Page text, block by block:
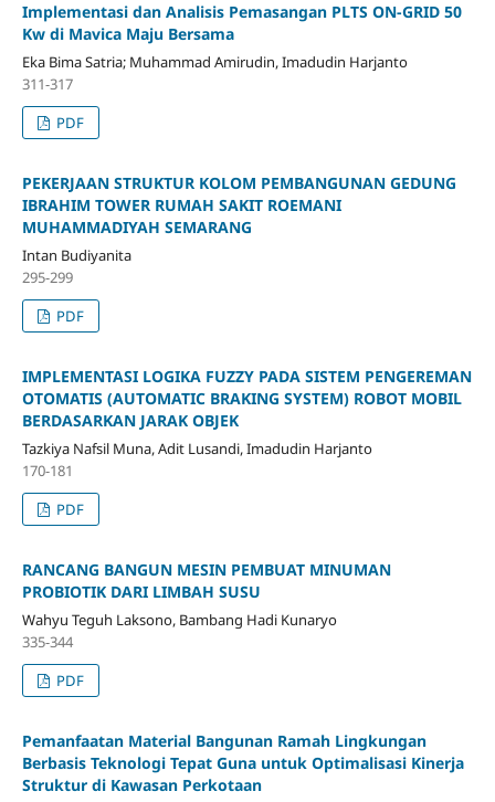
Implementasi dan Analisis Pemasangan PLTS ON-GRID 50
Kw di Mavica Maju Bersama
Eka Bima Satria; Muhammad Amirudin, Imadudin Harjanto
311-317
PDF
PEKERJAAN STRUKTUR KOLOM PEMBANGUNAN GEDUNG
IBRAHIM TOWER RUMAH SAKIT ROEMANI
MUHAMMADIYAH SEMARANG
Intan Budiyanita
295-299
PDF
IMPLEMENTASI LOGIKA FUZZY PADA SISTEM PENGEREMAN
OTOMATIS (AUTOMATIC BRAKING SYSTEM) ROBOT MOBIL
BERDASARKAN JARAK OBJEK
Tazkiya Nafsil Muna, Adit Lusandi, Imadudin Harjanto
170-181
PDF
RANCANG BANGUN MESIN PEMBUAT MINUMAN
PROBIOTIK DARI LIMBAH SUSU
Wahyu Teguh Laksono, Bambang Hadi Kunaryo
335-344
PDF
Pemanfaatan Material Bangunan Ramah Lingkungan
Berbasis Teknologi Tepat Guna untuk Optimalisasi Kinerja
Struktur di Kawasan Perkotaan